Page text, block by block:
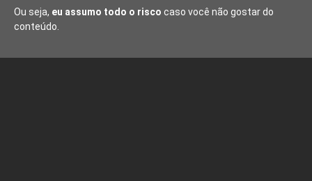
Ou seja, eu assumo todo o risco caso você não gostar do
conteúdo.